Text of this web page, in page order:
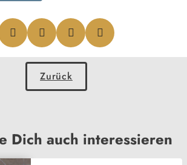
Zurück
Dich auch interessieren